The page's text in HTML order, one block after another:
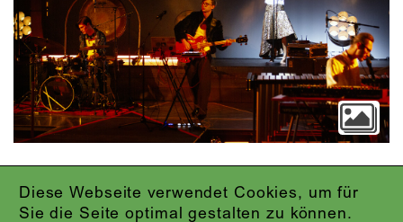
Diese Webseite verwendet Cookies, um für
Sie die Seite optimal gestalten zu können.
IMPRESSUM